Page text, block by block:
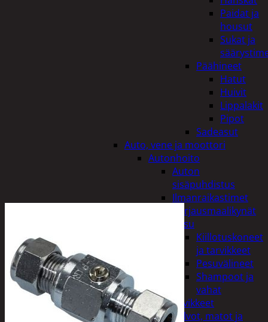
Paidat ja
housut
Sukat ja
Päähineet
Hatut
Huivit
Lippalakit
Pipot
Sadeasut
Auto, vene ja moottori
Autonhoito
Auton
sisäpuhdistus
Ilmanraikastimet
Korjausmaalikynät
Pesu
Kiillotuskoneet
ja tarvikkeet
Pesuvälineet
Shampoot ja
vahat
Autotarvikkeet
Kalvot, matot ja